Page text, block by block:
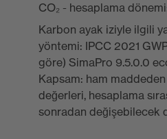
CO₂ - hesaplama
Karbon ayak iziyle ilgili
yöntemi: IPCC 2021
göre) SimaPro 9.5.0.0
Kapsam: ham
değerleri, hesaplama
sonradan değişebilecek